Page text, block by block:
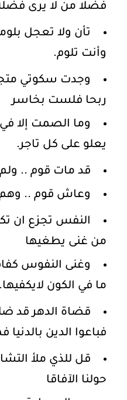
فضلا من لا يرى
تأن ولا تعجل
وأنت تلوم.
وجدت سكوتي
ربحا فلست بخاسر
وما الصمت إلا في
يعلو على كل تاجر.
قد مات قوم ..
وعاش قوم .. وهم
النفس تجزع ان
من غنى يطغيها
وغنى النفوس
ما في الكون لايكفيها.
قضاة الدهر قد
فباعوا الدين
قل للذي ملأ
حولنا الآفاقا